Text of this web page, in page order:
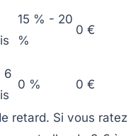
15 % - 20
%
0 €
6
0 % 0 €
retard. Si vous ratez